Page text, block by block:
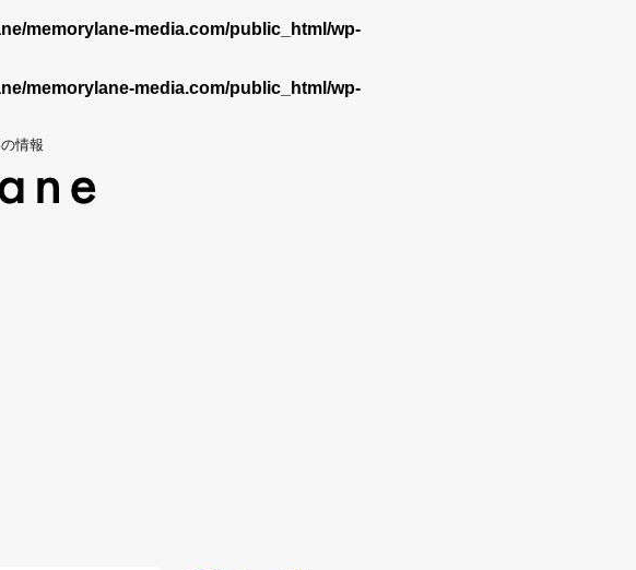
memorylane-media.com/public_html/wp-
memorylane-media.com/public_html/wp-
情報